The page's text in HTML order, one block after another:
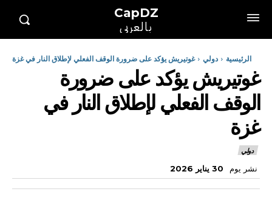
CapDZ
بالعربي
الرئيسية دولي غوتيريش يؤكد على ضرورة الوقف الفعلي لإطلاق النار في غزة
غوتيريش يؤكد على ضرورة
الوقف الفعلي لإطلاق النار في
غزة
دولي
نشر يوم 30 يناير 2026